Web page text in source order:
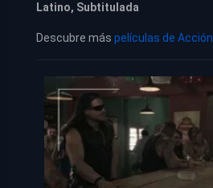
Latino, Subtitulada
Descubre más películas de Acción